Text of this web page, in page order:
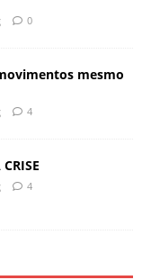
0
mesmo
4
4